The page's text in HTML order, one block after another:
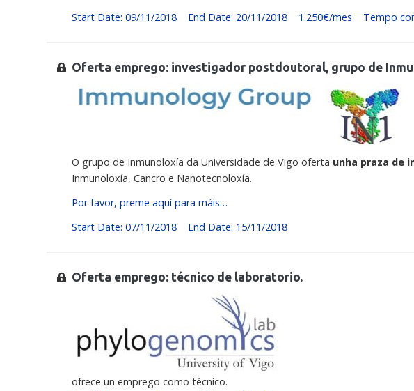
Start Date: 09/11/2018
End Date: 20/11/2018 1.250€/mes Tempo
Oferta emprego: investigador postdoutoral, grupo de
O grupo de Inmunoloxía da Universidade de Vigo oferta unha praza de
Inmunoloxía, Cancro e Nanotecnoloxía.
Por favor, preme aquí para máis…
Start Date: 07/11/2018
End Date: 15/11/2018
Oferta emprego: técnico de laboratorio.
ofrece un emprego como técnico.